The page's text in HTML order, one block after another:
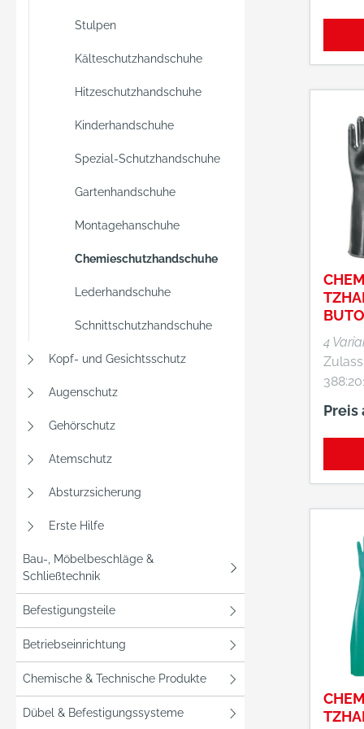
Stulpen
Kälteschutzhandschuhe
Hitzeschutzhandschuhe
Kinderhandschuhe
Spezial-Schutzhandschuhe
Gartenhandschuhe
Montagehanschuhe
Chemieschutzhandschuhe
Lederhandschuhe
Schnittschutzhandschuhe
Kopf- und Gesichtsschutz
Augenschutz
Gehörschutz
Atemschutz
Absturzsicherung
Erste Hilfe
Bau-, Möbelbeschläge &
Schließtechnik
Befestigungsteile
Betriebseinrichtung
Chemische & Technische Produkte
Dübel & Befestigungssysteme
Hohe
Gute
und Basen •
glatt • Innen Textilfutter
•
Naturlatex
330 mm Stärke:
4
421,
erfüllt
Sehr
Gute
Preis